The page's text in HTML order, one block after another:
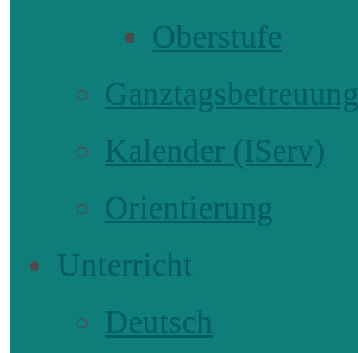
Oberstufe
Ganztagsbetreuung
Kalender (IServ)
Orientierung
Unterricht
Deutsch